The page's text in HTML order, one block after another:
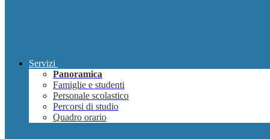
Servizi
Panoramica
Famiglie e studenti
Personale scolastico
Percorsi di studio
Quadro orario